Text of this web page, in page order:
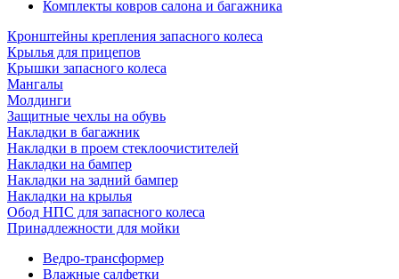
Комплекты ковров салона и багажника
Кронштейны крепления запасного колеса
Крылья для прицепов
Крышки запасного колеса
Мангалы
Молдинги
Защитные чехлы на обувь
Накладки в багажник
Накладки в проем стеклоочистителей
Накладки на бампер
Накладки на задний бампер
Накладки на крылья
Обод НПС для запасного колеса
Принадлежности для мойки
Ведро-трансформер
Влажные салфетки